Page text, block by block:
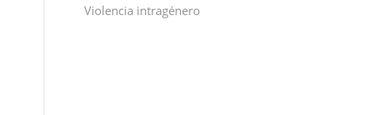
Violencia intragénero